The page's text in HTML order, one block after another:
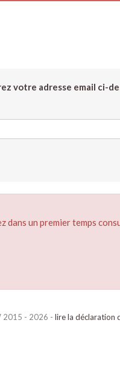
votre adresse email ci-
dans un premier temps
2015 - 2026 - lire la déclaration